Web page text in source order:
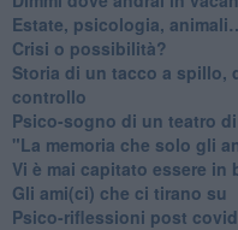
​Estate, psicologia,
​Crisi o possibilità?
​Storia di un tacco a spillo,
controllo
​Psico-sogno di un teatro di
"La memoria che solo gli
​Vi è mai capitato essere
​Gli ami(ci) che ci tirano su
Psico-riflessioni post